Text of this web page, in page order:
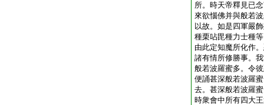
所。時天帝釋見已
來欲惱佛并與般若
以故。如是四軍嚴
種栗呫毘種力士種
由此定知魔所化作
諸有情所修勝事。
般若波羅蜜多。令
便誦甚深般若波羅
去。甚深般若波羅
時衆會中所有四大